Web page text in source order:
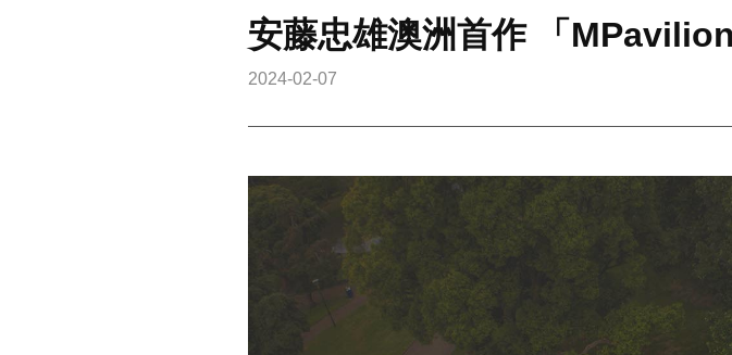
安藤忠雄澳洲首作 「
2024-02-07